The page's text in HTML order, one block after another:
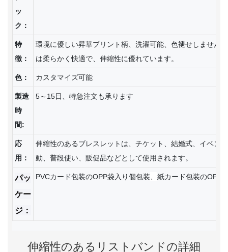
ッ
ク：
特
徴：
環境に優しい昇華プリント柄、洗濯可能、色褪せしません
は柔らかく快適で、伸縮性に優れています。
色： カスタマイズ可能
製造
時
間:
5～15日、特急注文も承ります
応
用：
伸縮性のあるブレスレットは、チケット、結婚式、イベン
動、普段使い、販促品などとして使用されます。
パッ
ケー
ジ：
PVCカード包装のOPP袋入り個包装 紙カード包装のOPP
伸縮性のあるリストバンドの詳細